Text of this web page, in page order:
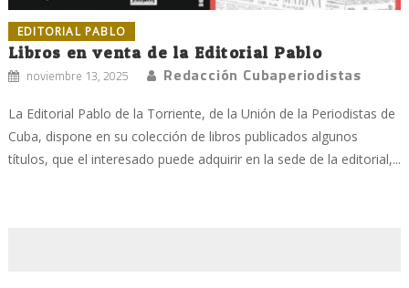
EDITORIAL PABLO
Libros en venta de la Editorial Pablo
noviembre 13, 2025 Redacción Cubaperiodistas
La Editorial Pablo de la Torriente, de la Unión de la Periodistas de
Cuba, dispone en su colección de libros publicados algunos
títulos, que el interesado puede adquirir en la sede de la editorial,...